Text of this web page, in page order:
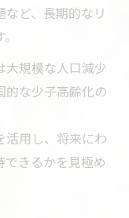
ど、長期的なリ
大規模な人口減少
的な少子高齢化の
活用し、将来にわ
きるかを見極め